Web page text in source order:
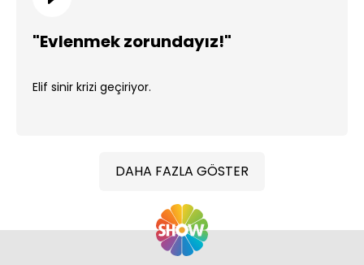
"Evlenmek zorundayız!"
Elif sinir krizi geçiriyor.
DAHA FAZLA GÖSTER